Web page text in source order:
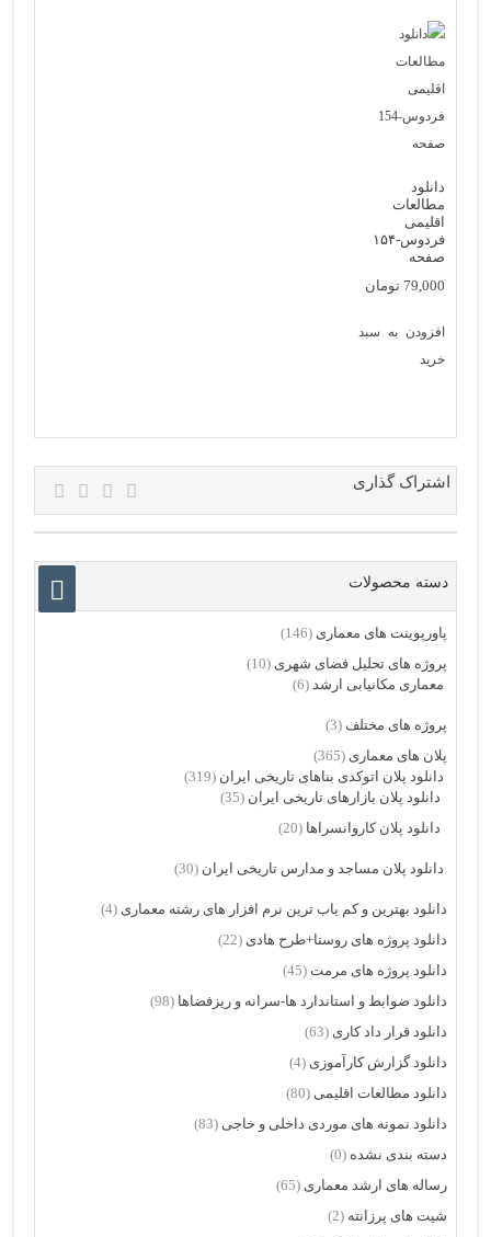
دانلود
مطالعات
اقلیمی
فردوس-۱۵۴
صفحه
79,000 تومان
افزودن به سبد
خرید
اشتراک گذاری
دسته محصولات
پاورپوینت های معماری (146)
پروژه های تحلیل فضای شهری (10)
معماری مکانیابی ارشد (6)
پروژه های مختلف (3)
پلان های معماری (365)
دانلود پلان اتوکدی بناهای تاریخی ایران (319)
دانلود پلان بازارهای تاریخی ایران (35)
دانلود پلان کاروانسراها (20)
دانلود پلان مساجد و مدارس تاریخی ایران (30)
دانلود بهترین و کم یاب ترین نرم افزار های رشته معماری (4)
دانلود پروژه های روستا+طرح هادی (22)
دانلود پروژه های مرمت (45)
دانلود ضوابط و استاندارد ها-سرانه و ریزفضاها (98)
دانلود قرار داد کاری (63)
دانلود گزارش کارآموزی (4)
دانلود مطالعات اقلیمی (80)
دانلود نمونه های موردی داخلی و خاجی (83)
دسته بندی نشده (0)
رساله های ارشد معماری (65)
شیت های پرزانته (2)